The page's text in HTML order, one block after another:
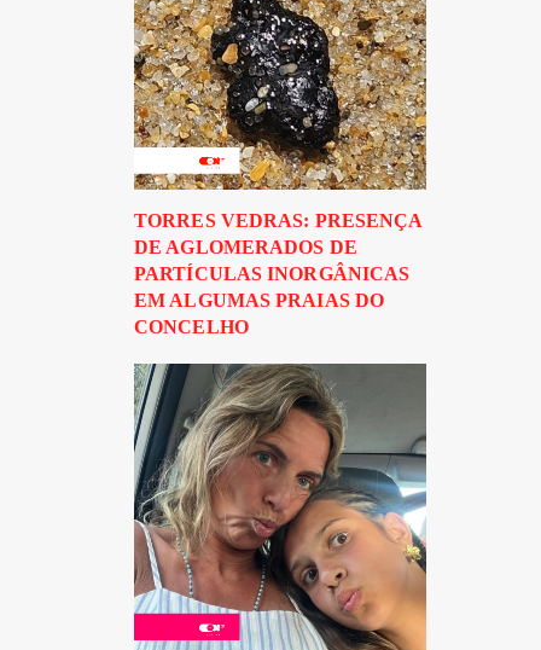
TORRES VEDRAS: PRESENÇA
DE AGLOMERADOS DE
PARTÍCULAS INORGÂNICAS
EM ALGUMAS PRAIAS DO
CONCELHO